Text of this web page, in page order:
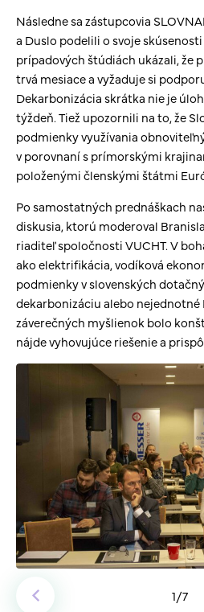
Následne sa zástupcovia
a Duslo podelili o svoje
prípadových štúdiách ukázali, že
trvá mesiace a vyžaduje si
Dekarbonizácia skrátka nie je
týždeň. Tiež upozornili na to, že
podmienky využívania
v porovnaní s prímorskými
položenými členskými štátmi
Po samostatných prednáškach
diskusia, ktorú moderoval
riaditeľ spoločnosti VUCHT. V
ako elektrifikácia, vodíková
podmienky v slovenských
dekarbonizáciu alebo nejednotné
záverečných myšlienok bolo
nájde vyhovujúce riešenie a
1/7